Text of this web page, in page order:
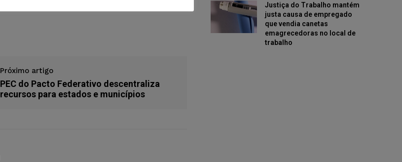
Próximo artigo
PEC do Pacto Federativo descentraliza
recursos para estados e municípios
Justiça do Trabalho mantém
justa causa de empregado
que vendia canetas
emagrecedoras no local de
trabalho